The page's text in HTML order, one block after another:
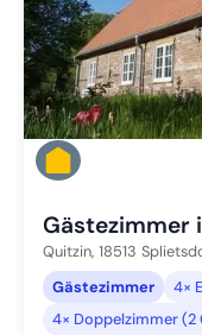
Gästezimmer
Quitzin, 18513
Gästezimmer
4×
4× Doppelzimmer (2